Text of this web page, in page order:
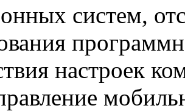
систем,
настроек